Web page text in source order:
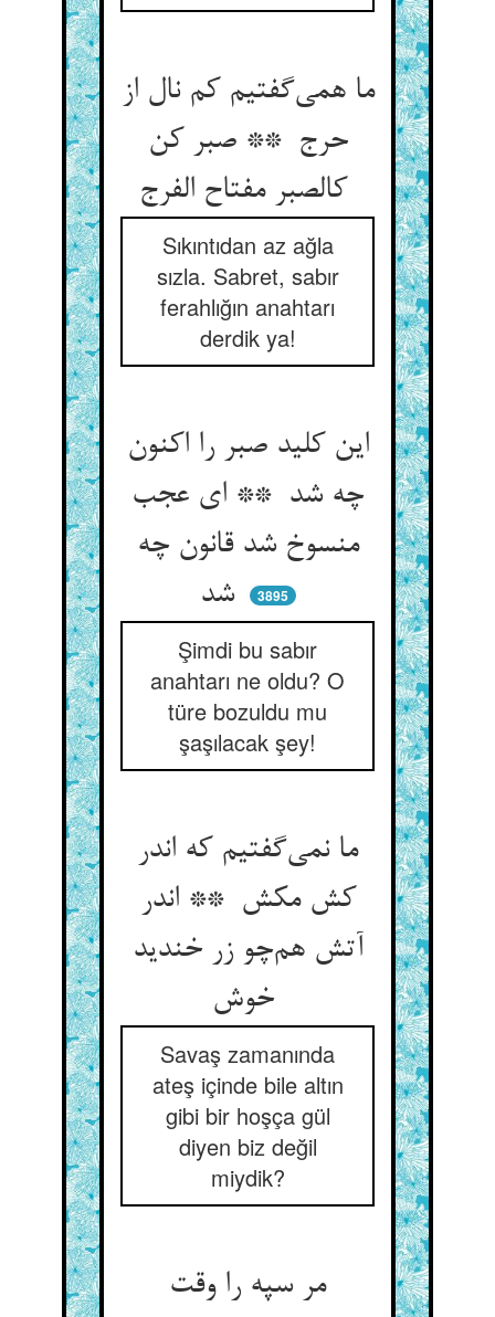
ما همی‌گفتیم کم نال از
حرج ** صبر کن
Sıkıntıdan az ağla
sızla. Sabret, sabır
ferahlığın anahtarı
derdik ya!
این کلید صبر را اکنون
چه شد ** ای عجب
منسوخ شد قانون چه
شد
3895
Şimdi bu sabır
anahtarı ne oldu? O
türe bozuldu mu
şaşılacak şey!
ما نمی‌گفتیم که اندر
کش مکش ** اندر
آتش هم‌چو زر خندید
Savaş zamanında
ateş içinde bile altın
gibi bir hoşça gül
diyen biz değil
miydik?
مر سپه را وقت